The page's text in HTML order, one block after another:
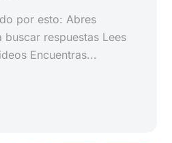
por esto: Abres
buscar respuestas Lees
Encuentras...